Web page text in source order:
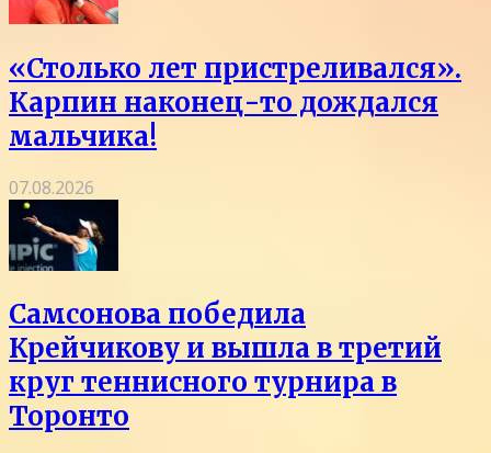
«Столько лет пристреливался».
Карпин наконец-то дождался
мальчика!
07.08.2026
Самсонова победила
Крейчикову и вышла в третий
круг теннисного турнира в
Торонто